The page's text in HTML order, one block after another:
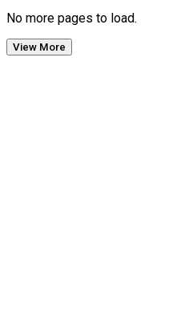
No more pages to load.
View More